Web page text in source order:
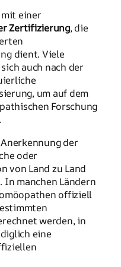
einer
Zertifizierung, die
dient. Viele
auch nach der
um auf dem
Forschung
der
oder
von Land zu Land
manchen Ländern
offiziell
werden, in
eine